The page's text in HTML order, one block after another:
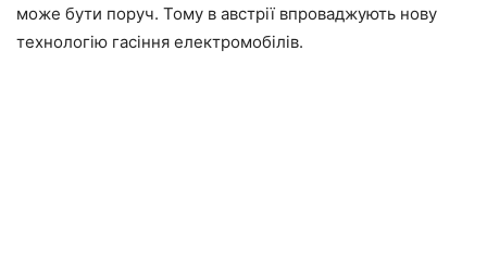
може бути поруч. Тому в австрії впроваджують нову
технологію гасіння електромобілів.